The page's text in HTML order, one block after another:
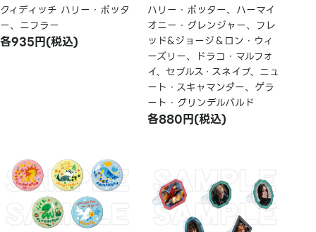
クィディッチ ハリー・ポッタ
ー、ニフラー
各935円(税込)
ハリー・ポッター、ハーマイ
オニー・グレンジャー、フレ
ッド&ジョージ＆ロン・ウィ
ーズリー、ドラコ・マルフォ
イ、セブルス・スネイプ、ニュ
ート・スキャマンダー、ゲラ
ート・グリンデルバルド
各880円(税込)